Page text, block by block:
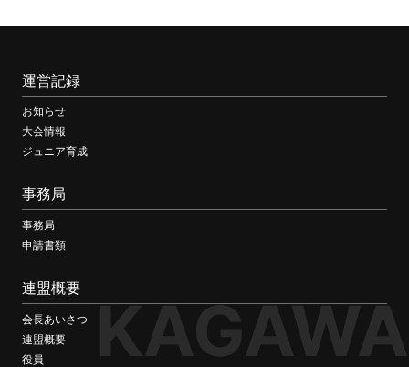
KAGAWA
運営記録
お知らせ
大会情報
ジュニア育成
事務局
事務局
申請書類
連盟概要
会長あいさつ
連盟概要
役員